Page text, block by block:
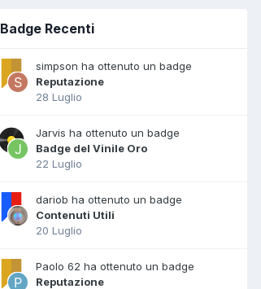
Badge Recenti
simpson ha ottenuto un badge
Reputazione
28 Luglio
Jarvis ha ottenuto un badge
Badge del Vinile Oro
22 Luglio
dariob ha ottenuto un badge
Contenuti Utili
20 Luglio
Paolo 62 ha ottenuto un badge
Reputazione